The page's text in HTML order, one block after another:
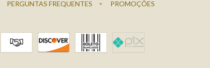
PERGUNTAS FREQUENTES PROMOÇÕES